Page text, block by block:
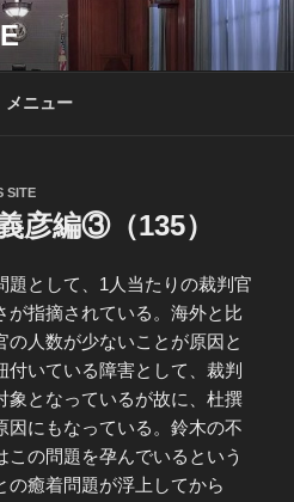
メニュー
SITE
彦編③（135）
題として、1人当たりの裁判官
が指摘されている。海外と比
人数が少ないことが原因と
付いている障害として、裁判
象となっているが故に、杜撰
因にもなっている。鈴木の不
の問題を孕んでいるという
の癒着問題が浮上してから